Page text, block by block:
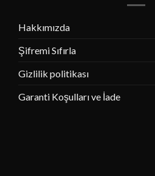
Hakkımızda
Şifremi Sıfırla
Gizlilik politikası
Garanti Koşulları ve İade